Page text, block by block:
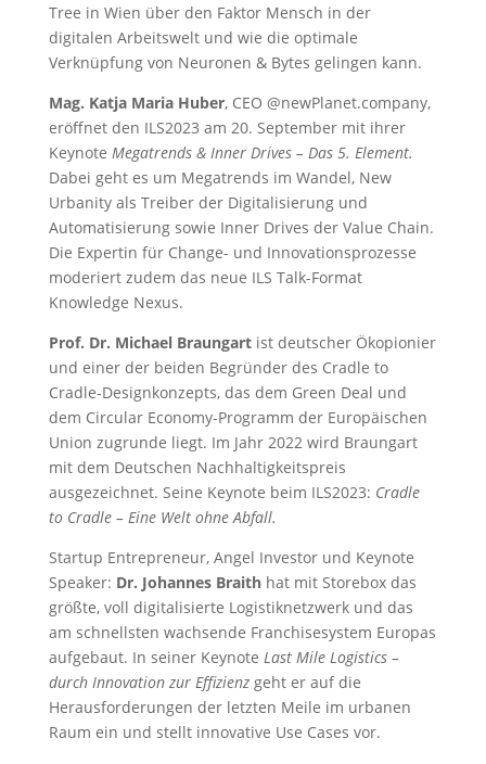
Tree in Wien über den Faktor Mensch in der
digitalen Arbeitswelt und wie die optimale
Verknüpfung von Neuronen & Bytes gelingen kann.
Mag. Katja Maria Huber, CEO @newPlanet.company,
eröffnet den ILS2023 am 20. September mit ihrer
Keynote Megatrends & Inner Drives – Das 5. Element.
Dabei geht es um Megatrends im Wandel, New
Urbanity als Treiber der Digitalisierung und
Automatisierung sowie Inner Drives der Value Chain.
Die Expertin für Change- und Innovationsprozesse
moderiert zudem das neue ILS Talk-Format
Knowledge Nexus.
Prof. Dr. Michael Braungartist deutscher Ökopionier
und einer der beiden Begründer des Cradle to
Cradle-Designkonzepts, das dem Green Deal und
dem Circular Economy-Programm der Europäischen
Union zugrunde liegt. Im Jahr 2022 wird Braungart
mit dem Deutschen Nachhaltigkeitspreis
ausgezeichnet. Seine Keynote beim ILS2023: Cradle
to Cradle – Eine Welt ohne Abfall.
Startup Entrepreneur, Angel Investor und Keynote
Speaker: Dr. Johannes Braithhat mit Storebox das
größte, voll digitalisierte Logistiknetzwerk und das
am schnellsten wachsende Franchisesystem Europas
aufgebaut. In seiner Keynote Last Mile Logistics –
durch Innovation zur Effizienzgeht er auf die
Herausforderungen der letzten Meile im urbanen
Raum ein und stellt innovative Use Cases vor.